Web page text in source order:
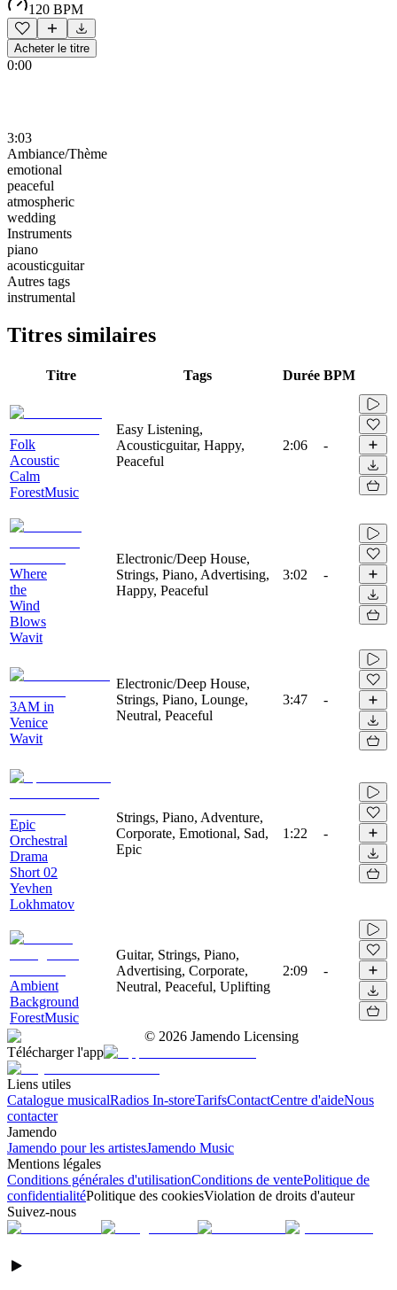
120 BPM
Acheter le titre
0:00
3:03
Ambiance/Thème
emotional
peaceful
atmospheric
wedding
Instruments
piano
acousticguitar
Autres tags
instrumental
Titres similaires
Titre Tags Durée BPM
Folk
Acoustic
Calm
ForestMusic
Easy Listening,
Acousticguitar, Happy,
Peaceful
2:06 -
Where
the
Wind
Blows
Wavit
Electronic/Deep House,
Strings, Piano, Advertising,
Happy, Peaceful
3:02 -
3AM in
Venice
Wavit
Electronic/Deep House,
Strings, Piano, Lounge,
Neutral, Peaceful
3:47 -
Epic
Orchestral
Drama
Short 02
Yevhen
Lokhmatov
Strings, Piano, Adventure,
Corporate, Emotional, Sad,
Epic
1:22 -
Ambient
Background
ForestMusic
Guitar, Strings, Piano,
Advertising, Corporate,
Neutral, Peaceful, Uplifting
2:09 -
© 2026 Jamendo Licensing
Télécharger l'app
Liens utiles
Catalogue musicalRadios In-storeTarifsContactCentre d'aideNous
contacter
Jamendo
Jamendo pour les artistesJamendo Music
Mentions légales
Conditions générales d'utilisationConditions de ventePolitique de
confidentialitéPolitique des cookiesViolation de droits d'auteur
Suivez-nous